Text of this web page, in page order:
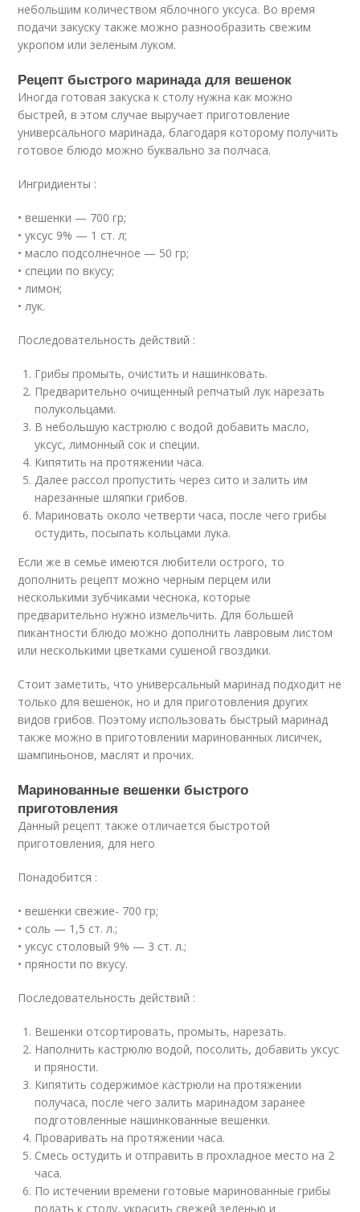
небольшим количеством яблочного уксуса. Во время
подачи закуску также можно разнообразить свежим
укропом или зеленым луком.
Рецепт быстрого маринада для вешенок
Иногда готовая закуска к столу нужна как можно
быстрей, в этом случае выручает приготовление
универсального маринада, благодаря которому получить
готовое блюдо можно буквально за полчаса.
Ингридиенты :
• вешенки — 700 гр;
• уксус 9% — 1 ст. л;
• масло подсолнечное — 50 гр;
• специи по вкусу;
• лимон;
• лук.
Последовательность действий :
Грибы промыть, очистить и нашинковать.
Предварительно очищенный репчатый лук нарезать
полукольцами.
В небольшую кастрюлю с водой добавить масло,
уксус, лимонный сок и специи.
Кипятить на протяжении часа.
Далее рассол пропустить через сито и залить им
нарезанные шляпки грибов.
Мариновать около четверти часа, после чего грибы
остудить, посыпать кольцами лука.
Если же в семье имеются любители острого, то
дополнить рецепт можно черным перцем или
несколькими зубчиками чеснока, которые
предварительно нужно измельчить. Для большей
пикантности блюдо можно дополнить лавровым листом
или несколькими цветками сушеной гвоздики.
Стоит заметить, что универсальный маринад подходит не
только для вешенок, но и для приготовления других
видов грибов. Поэтому использовать быстрый маринад
также можно в приготовлении маринованных лисичек,
шампиньонов, маслят и прочих.
Маринованные вешенки быстрого
приготовления
Данный рецепт также отличается быстротой
приготовления, для него
Понадобится :
• вешенки свежие- 700 гр;
• соль — 1,5 ст. л.;
• уксус столовый 9% — 3 ст. л.;
• пряности по вкусу.
Последовательность действий :
Вешенки отсортировать, промыть, нарезать.
Наполнить кастрюлю водой, посолить, добавить уксус
и пряности.
Кипятить содержимое кастрюли на протяжении
получаса, после чего залить маринадом заранее
подготовленные нашинкованные вешенки.
Проваривать на протяжении часа.
Смесь остудить и отправить в прохладное место на 2
часа.
По истечении времени готовые маринованные грибы
подать к столу, украсить свежей зеленью и